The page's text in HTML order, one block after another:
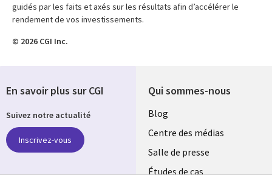
guidés par les faits et axés sur les résultats afin d’accélérer le
rendement de vos investissements.
© 2026 CGI Inc.
Qui sommes-nous
Useful
links
LUXEMBOURG
Blog
Centre des médias
Salle de presse
Études de cas
En savoir plus sur CGI
Suivez notre actualité
Inscrivez-vous